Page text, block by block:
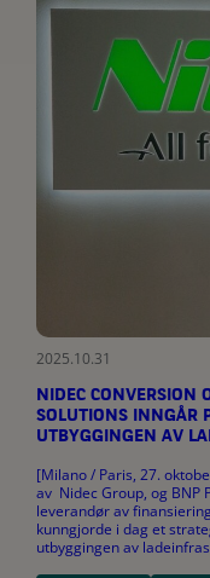
2025.10.31
NIDEC CONVERSION
SOLUTIONS INNGÅR
UTBYGGINGEN AV
[Milano / Paris, 27.
av Nidec Group, og BNP
leverandør av
kunngjorde i dag et
utbyggingen av